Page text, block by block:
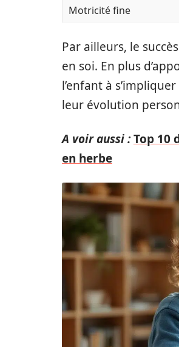
Motricité fine
Par ailleurs, le
en soi. En plus
l’enfant à
leur évolution
A voir aussi :Top 10
en herbe